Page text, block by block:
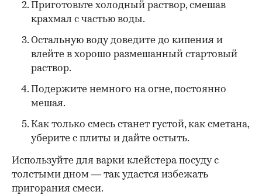
Приготовьте холодный раствор, смешав
крахмал с частью воды.
Остальную воду доведите до кипения и
влейте в хорошо размешанный стартовый
раствор.
Подержите немного на огне, постоянно
мешая.
Как только смесь станет густой, как сметана,
уберите с плиты и дайте остыть.
Используйте для варки клейстера посуду с
толстыми дном — так удастся избежать
пригорания смеси.